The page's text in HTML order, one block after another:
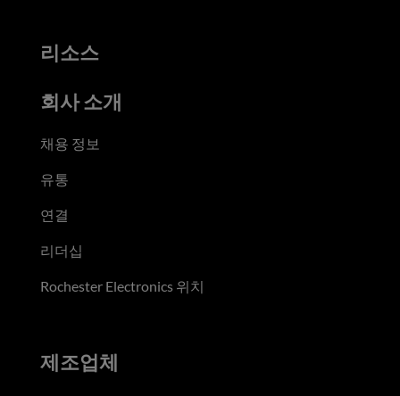
리소스
회사 소개
채용 정보
유통
연결
리더십
Rochester Electronics 위치
제조업체